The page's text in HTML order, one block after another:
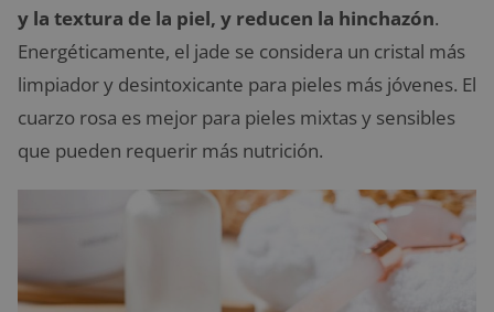
y la textura de la piel, y reducen la hinchazón.
Energéticamente, el jade se considera un cristal más
limpiador y desintoxicante para pieles más jóvenes. El
cuarzo rosa es mejor para pieles mixtas y sensibles
que pueden requerir más nutrición.